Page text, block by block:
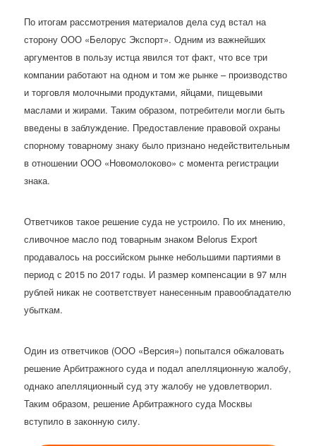
По итогам рассмотрения материалов дела суд встал на
сторону ООО «Белорус Экспорт». Одним из важнейших
аргументов в пользу истца явился тот факт, что все три
компании работают на одном и том же рынке – производство
и торговля молочными продуктами, яйцами, пищевыми
маслами и жирами. Таким образом, потребители могли быть
введены в заблуждение. Предоставление правовой охраны
спорному товарному знаку было признано недействительным
в отношении ООО «Новомолоково» с момента регистрации
знака.
Ответчиков такое решение суда не устроило. По их мнению,
сливочное масло под товарным знаком Belorus Eхport
продавалось на российском рынке небольшими партиями в
период с 2015 по 2017 годы. И размер компенсации в 97 млн
рублей никак не соответствует нанесенным правообладателю
убыткам.
Один из ответчиков (ООО «Версия») попытался обжаловать
решение Арбитражного суда и подал апелляционную жалобу,
однако апелляционный суд эту жалобу не удовлетворил.
Таким образом, решение Арбитражного суда Москвы
вступило в законную силу.